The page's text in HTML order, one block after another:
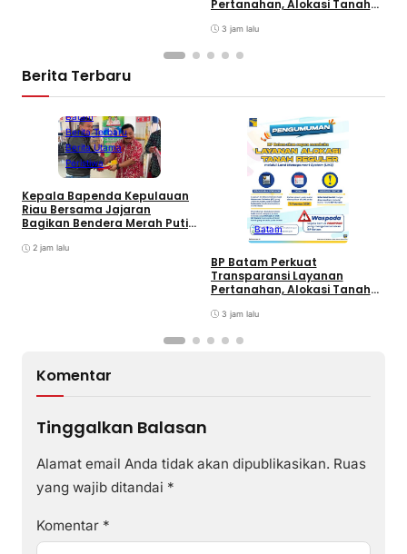
Pertanahan, Alokasi Tanah
LMS3 jam lalu
Berita Terbaru
Batam
Berita Terbaru
Berita Utama
Peristiwa
Kepala Bapenda Kepulauan
Riau Bersama Jajaran
Bagikan Bendera Merah Putih
Bermotor di Kantor Samsat
2 jam lalu
Batam
BP Batam Perkuat
Transparansi Layanan
Pertanahan, Alokasi Tanah
LMS3 jam lalu
Komentar
Tinggalkan Balasan
Alamat email Anda tidak akan dipublikasikan. Ruas
yang wajib ditandai *
Komentar *